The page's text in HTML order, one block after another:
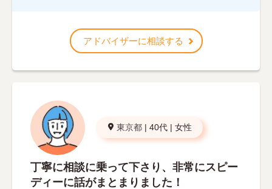
アドバイザーに相談する
東京都 | 40代 | 女性
丁寧に相談に乗って下さり、非常にスピー
ディーに話がまとまりました！